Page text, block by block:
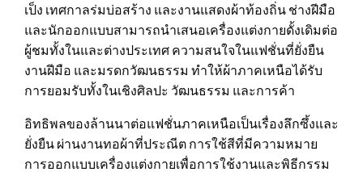
เป็ง เทศกาลร่มบ่อสร้าง และงานแสดงผ้าท้องถิ่น ช่างฝีมือ
และนักออกแบบสามารถนำเสนอเครื่องแต่งกายดั้งเดิมต่อ
ผู้ชมทั้งในและต่างประเทศ ความสนใจในแฟชั่นที่ยั่งยืน
งานฝีมือ และมรดกวัฒนธรรม ทำให้ผ้าภาคเหนือได้รับ
การยอมรับทั้งในเชิงศิลปะ วัฒนธรรม และการค้า
อิทธิพลของล้านนาต่อแฟชั่นภาคเหนือเป็นเรื่องลึกซึ้งและ
ยั่งยืน ผ่านงานทอผ้าที่ประณีต การใช้สีที่มีความหมาย
การออกแบบเครื่องแต่งกายเพื่อการใช้งานและพิธีกรรม